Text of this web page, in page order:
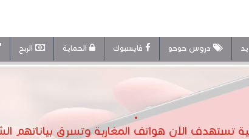
دروس حوحو فايسبوك الحماية الربح
تستهدف الآن هواتف المغاربة وتسرق بياناتهم